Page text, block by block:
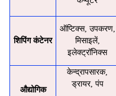
शिपिंग कंटेनर
ऑप्टिक्स, उपकरण,
मिसाइलें,
इलेक्ट्रॉनिक्स
औद्योगिक
केन्द्रापसारक,
ड्रायर, पंप